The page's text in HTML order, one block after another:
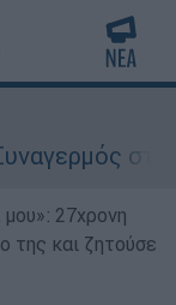
27χρονη
της και ζητούσε